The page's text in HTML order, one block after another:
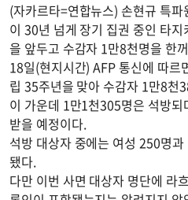
(자카르타=연합뉴스) 손현규 특
이 30년 넘게 장기 집권 중인 타
을 앞두고 수감자 1만8천명을 한
18일(현지시간) AFP 통신에 따르
립 35주년을 맞아 수감자 1만8천
이 가운데 1만1천305명은 석방
받을 예정이다.
석방 대상자 중에는 여성 250명
됐다.
다만 이번 사면 대상자 명단에 라